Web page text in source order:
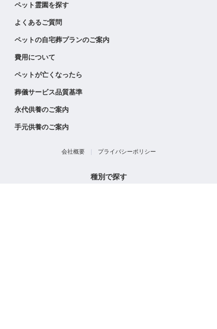
ペット霊園を探す
よくあるご質問
ペットの自宅葬プランのご案内
費用について
ペットが亡くなったら
葬儀サービス品質基準
永代供養のご案内
手元供養のご案内
会社概要| プライバシーポリシー
種別で探す